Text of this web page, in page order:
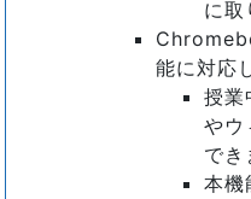
に取
能に対応
授業
やウ
でき
本機